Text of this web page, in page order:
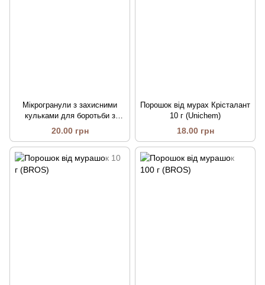
Мікрогранули з захисними
кульками для боротьби з
ведмедкою REM 2в1 200 г
(Фанронг)
20.00 грн
Порошок від мурах Крісталант
10 г (Unichem)
18.00 грн